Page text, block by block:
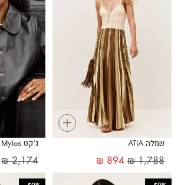
+
שמלה ATIA
₪1,788
₪ 894
ג'קט Mylos
₪2,174